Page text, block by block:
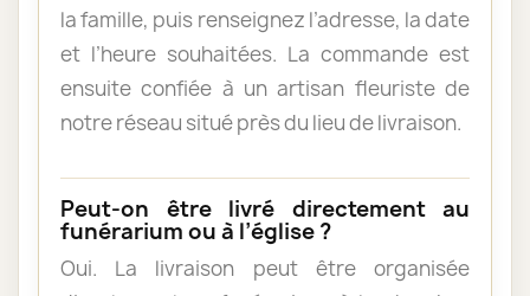
la famille, puis renseignez l’adresse, la date
et l’heure souhaitées. La commande est
ensuite confiée à un artisan fleuriste de
notre réseau situé près du lieu de livraison.
Peut-on être livré directement au
funérarium ou à l’église ?
Oui. La livraison peut être organisée